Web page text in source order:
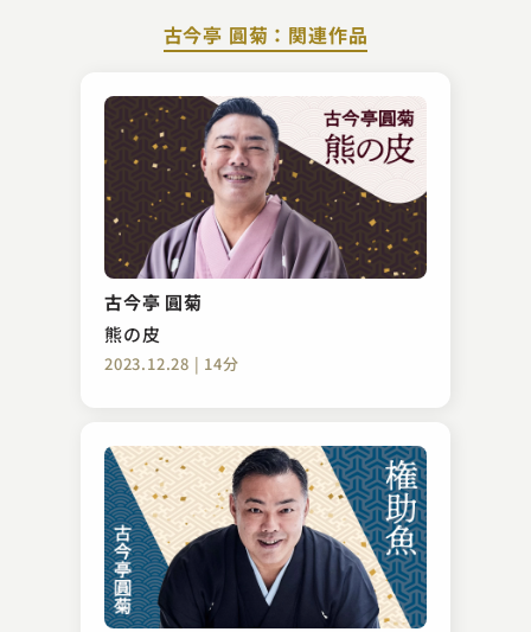
古今亭 圓菊：関連作品
古今亭 圓菊
熊の皮
2023.12.28 | 14分
柳亭 こみち
時そば
2023.12.05 | 13分
春風亭 柳太郎